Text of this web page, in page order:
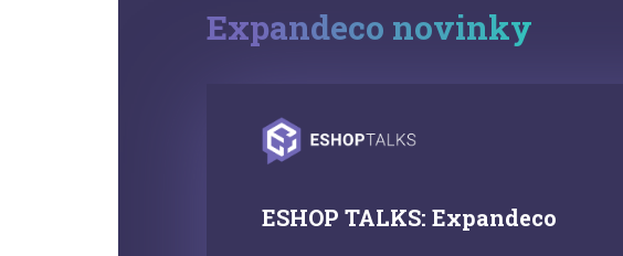
Expandeco novinky
ESHOP TALKS: Expandeco